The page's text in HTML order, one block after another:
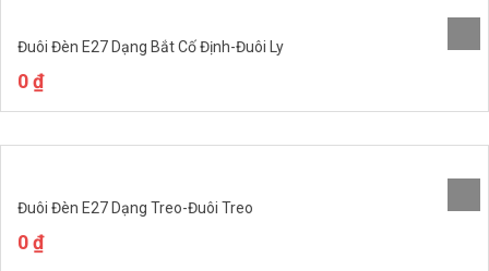
Đuôi Đèn E27 Dạng Bắt Cố Định-Đuôi Ly
0₫
Đuôi Đèn E27 Dạng Treo-Đuôi Treo
0₫